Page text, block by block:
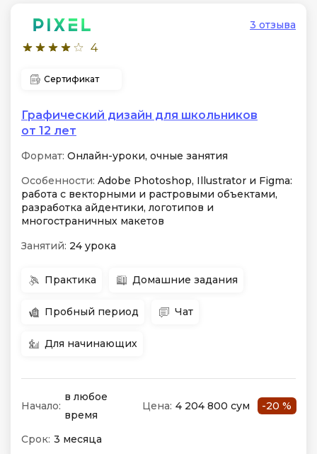
4
3 отзыва
Сертификат
Графический дизайн для школьников
от 12 лет
Формат: Онлайн-уроки, очные занятия
Особенности: Adobe Photoshop, Illustrator и Figma:
работа с векторными и растровыми объектами,
разработка айдентики, логотипов и
многостраничных макетов
Занятий: 24 урока
Практика Домашние задания
Пробный период Чат
Для начинающих
Начало:
в любое
время
Цена: 4 204 800 сум -20 %
Срок: 3 месяца